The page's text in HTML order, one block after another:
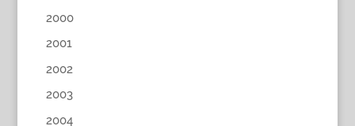
2000
2001
2002
2003
2004